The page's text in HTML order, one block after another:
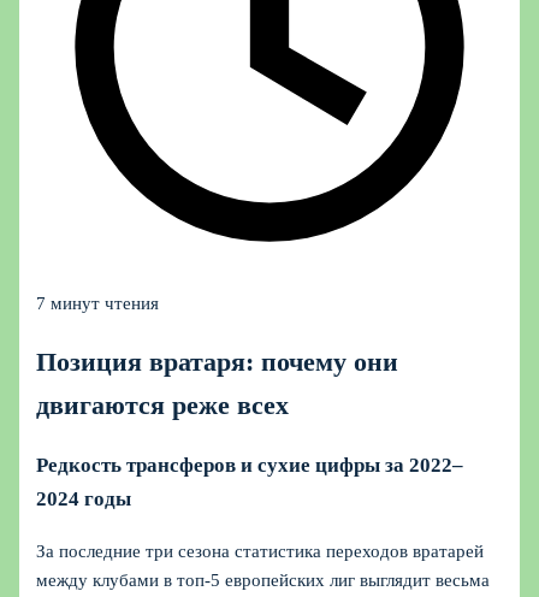
7 минут чтения
Позиция вратаря: почему они
двигаются реже всех
Редкость трансферов и сухие цифры за 2022–
2024 годы
За последние три сезона статистика переходов вратарей
между клубами в топ‑5 европейских лиг выглядит весьма